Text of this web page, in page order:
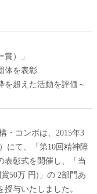
）」
体を表彰
を超えた活動を評価～
・コンボは、2015年3
にて、「第10回精神障
表彰式を開催し、「当
50万 円)」の 2部門あ
与いたしました。